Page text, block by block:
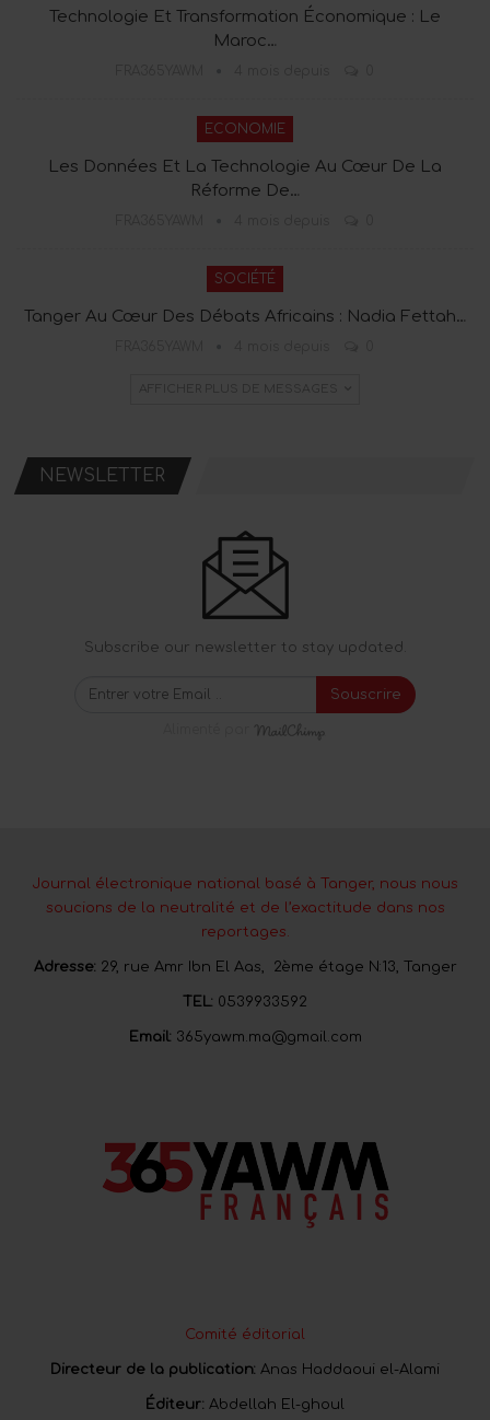
Technologie Et Transformation Économique : Le
Maroc…
ECONOMIE
Les Données Et La Technologie Au Cœur De La
Réforme De…
SOCIÉTÉ
Tanger Au Cœur Des Débats Africains : Nadia Fettah…
AFFICHER PLUS DE MESSAGES
NEWSLETTER
Subscribe our newsletter to stay updated.
Souscrire
Journal électronique national basé à Tanger, nous nous
soucions de la neutralité et de l’exactitude dans nos
reportages.
Adresse: 29, rue Amr Ibn El Aas, 2ème étage N:13, Tanger
TEL: 0539933592
Email: 365yawm.ma@gmail.com
Comité éditorial
Directeur de la publication: Anas Haddaoui el-Alami
Éditeur: Abdellah El-ghoul